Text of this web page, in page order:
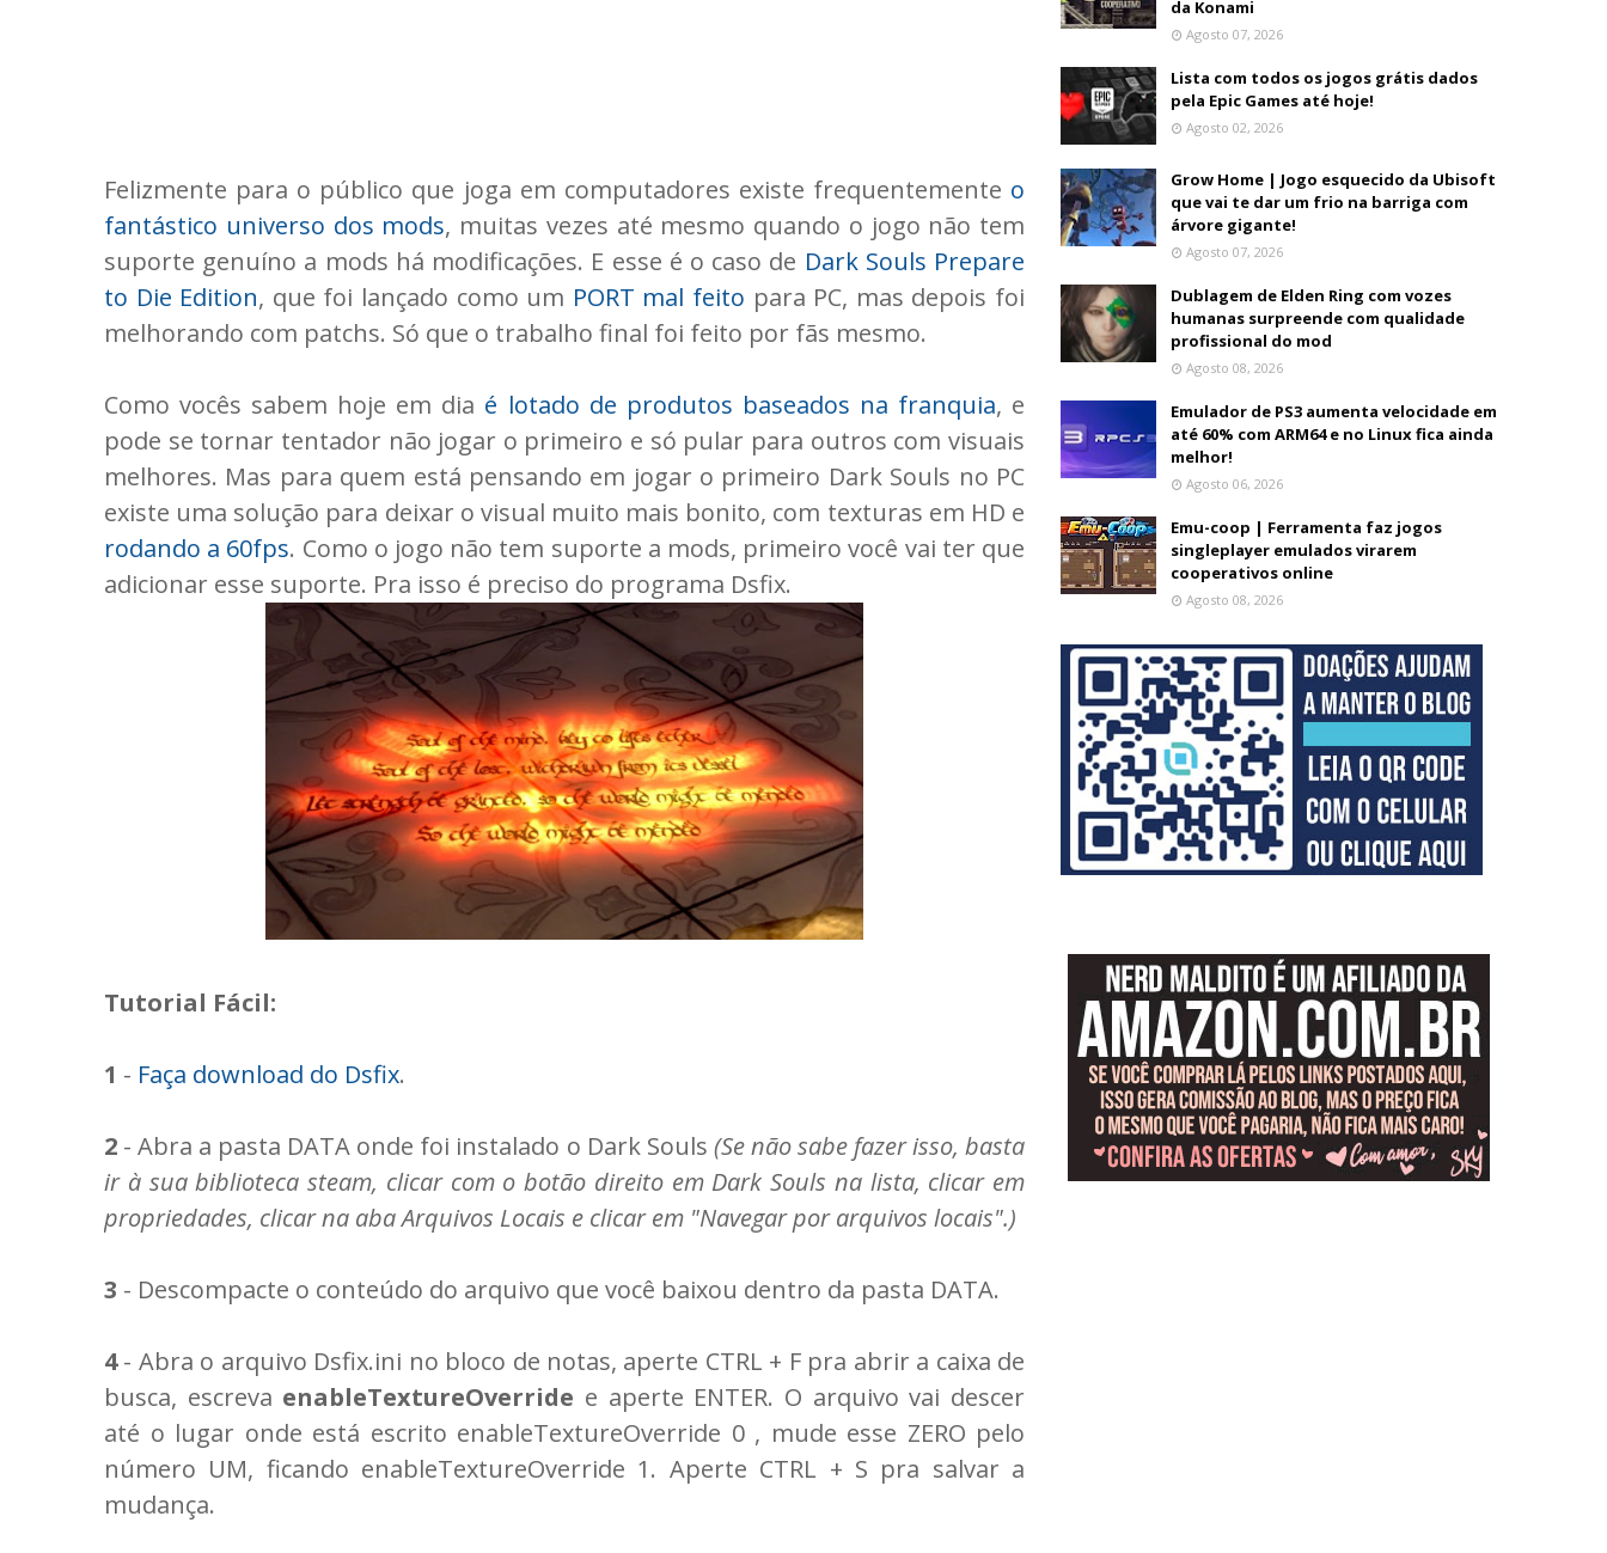
Felizmente para o público que joga em computadores existe frequentemente o
fantástico universo dos mods, muitas vezes até mesmo quando o jogo não tem
suporte genuíno a mods há modificações. E esse é o caso de Dark Souls Prepare
to Die Edition, que foi lançado como um PORT mal feito para PC, mas depois foi
melhorando com patchs. Só que o trabalho final foi feito por fãs mesmo.
Como vocês sabem hoje em dia é lotado de produtos baseados na franquia, e
pode se tornar tentador não jogar o primeiro e só pular para outros com visuais
melhores. Mas para quem está pensando em jogar o primeiro Dark Souls no PC
existe uma solução para deixar o visual muito mais bonito, com texturas em HD e
rodando a 60fps. Como o jogo não tem suporte a mods, primeiro você vai ter que
adicionar esse suporte. Pra isso é preciso do programa Dsfix.
Tutorial Fácil:
1 - Faça download do Dsfix.
2 - Abra a pasta DATA onde foi instalado o Dark Souls (Se não sabe fazer isso, basta
ir à sua biblioteca steam, clicar com o botão direito em Dark Souls na lista, clicar em
propriedades, clicar na aba Arquivos Locais e clicar em "Navegar por arquivos locais".)
3 - Descompacte o conteúdo do arquivo que você baixou dentro da pasta DATA.
4- Abra o arquivo Dsfix.ini no bloco de notas, aperte CTRL + F pra abrir a caixa de
busca, escreva enableTextureOverride e aperte ENTER. O arquivo vai descer
até o lugar onde está escrito enableTextureOverride 0 , mude esse ZERO pelo
número UM, ficando enableTextureOverride 1. Aperte CTRL + S pra salvar a
mudança.
da Konami
Agosto 07, 2026
Lista com todos os jogos grátis dados
pela Epic Games até hoje!
Agosto 02, 2026
Grow Home | Jogo esquecido da Ubisoft
que vai te dar um frio na barriga com
árvore gigante!
Agosto 07, 2026
Dublagem de Elden Ring com vozes
humanas surpreende com qualidade
profissional do mod
Agosto 08, 2026
Emulador de PS3 aumenta velocidade em
até 60% com ARM64 e no Linux fica ainda
melhor!
Agosto 06, 2026
Emu-coop | Ferramenta faz jogos
singleplayer emulados virarem
cooperativos online
Agosto 08, 2026